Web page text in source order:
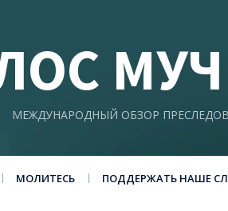
МЕЖДУНАРОДНЫЙ ОБЗОР
МОЛИТЕСЬ ПОДДЕРЖАТЬ НАШЕ